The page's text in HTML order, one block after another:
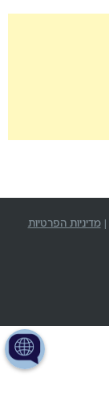
מדיניות הפרטיות